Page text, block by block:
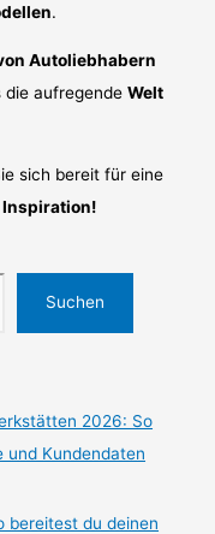
.
Autoliebhabern
die aufregendeWelt
sich bereit für eine
Inspiration!
Suchen
2026: So
und Kundendaten
bereitest du deinen